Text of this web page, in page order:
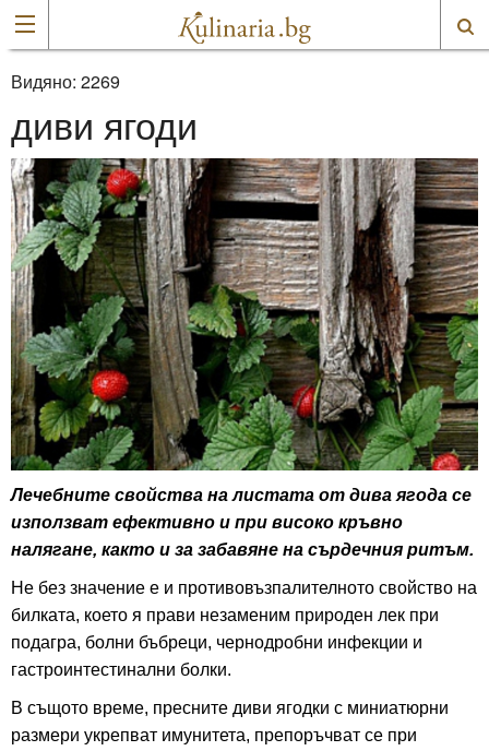
Видяно: 2269
диви ягоди
Лечебните свойства на листата от дива ягода се
използват ефективно и при високо кръвно
налягане, както и за забавяне на сърдечния ритъм.
Не без значение е и противовъзпалителното свойство на
билката, което я прави незаменим природен лек при
подагра, болни бъбреци, чернодробни инфекции и
гастроинтестинални болки.
В същото време, пресните диви ягодки с миниатюрни
размери укрепват имунитета, препоръчват се при